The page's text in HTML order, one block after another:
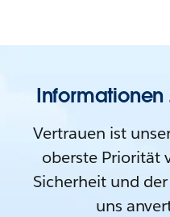
Informationen
Vertrauen ist
oberste Priorität
Sicherheit und
uns